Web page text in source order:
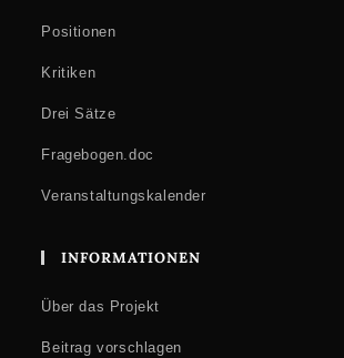
Positionen
Kritiken
Drei Sätze
Fragebogen.doc
Veranstaltungskalender
INFORMATIONEN
Über das Projekt
Beitrag vorschlagen